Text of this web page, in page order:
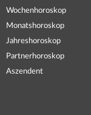
Wochenhoroskop
Monatshoroskop
Jahreshoroskop
Partnerhoroskop
Aszendent